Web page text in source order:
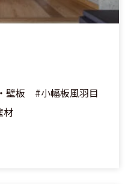
壁板 #小幅板風羽目